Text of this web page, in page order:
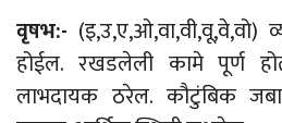
वृषभ:- (इ,उ,ए,ओ,वा,वी,वू,वे,वो)
होईल. रखडलेली कामे पूर्ण
लाभदायक ठरेल. कौटुंबिक